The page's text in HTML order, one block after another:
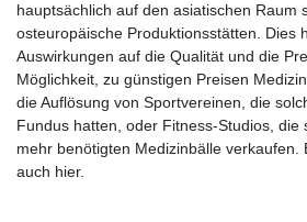
hauptsächlich auf den asiatischen Raum
osteuropäische Produktionsstätten. Dies
Auswirkungen auf die Qualität und die
Möglichkeit, zu günstigen Preisen
die Auflösung von Sportvereinen, die
Fundus hatten, oder Fitness-Studios, die
mehr benötigten Medizinbälle verkaufen.
auch hier.